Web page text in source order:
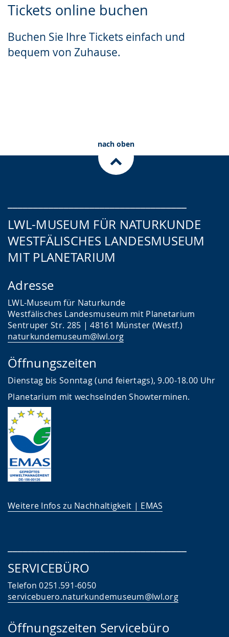
Tickets online buchen
Buchen Sie Ihre Tickets einfach und
bequem von Zuhause.
Leichten
wechseln.
Audio-
Video
Deutscher
Gebärdensprache
nach oben
LWL-MUSEUM FÜR NATURKUNDE
WESTFÄLISCHES LANDESMUSEUM
MIT PLANETARIUM
Adresse
LWL-Museum für Naturkunde
Westfälisches Landesmuseum mit Planetarium
Sentruper Str. 285 | 48161 Münster (Westf.)
naturkundemuseum@lwl.org
Öffnungszeiten
Dienstag bis Sonntag (und feiertags), 9.00-18.00 Uhr
Planetarium mit wechselnden Showterminen.
Weitere Infos zu Nachhaltigkeit | EMAS
SERVICEBÜRO
Telefon 0251.591-6050
servicebuero.naturkundemuseum@lwl.org
Öffnungszeiten Servicebüro